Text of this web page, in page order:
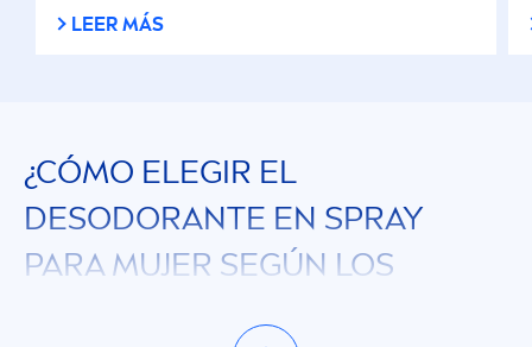
LEER MÁS
¿CÓMO ELEGIR EL
DESODORANTE EN SPRAY
PARA MUJER SEGÚN LOS